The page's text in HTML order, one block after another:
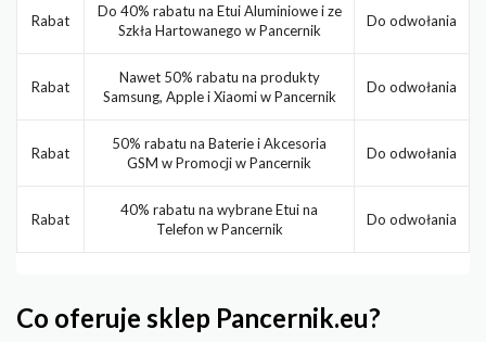
Rabat
Do 40% rabatu na Etui Aluminiowe i ze
Szkła Hartowanego w Pancernik
Do odwołania
Rabat
Nawet 50% rabatu na produkty
Samsung, Apple i Xiaomi w Pancernik
Do odwołania
Rabat
50% rabatu na Baterie i Akcesoria
GSM w Promocji w Pancernik
Do odwołania
Rabat
40% rabatu na wybrane Etui na
Telefon w Pancernik
Do odwołania
Co oferuje sklep Pancernik.eu?